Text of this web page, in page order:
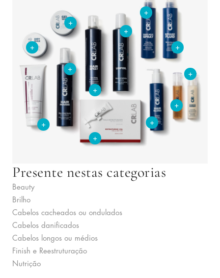
+
+
+
+
+
+
+
+
+
+
+
+
Presente nestas categorias
Beauty
Brilho
Cabelos cacheados ou ondulados
Cabelos danificados
Cabelos longos ou médios
Finish e Reestruturação
Nutrição